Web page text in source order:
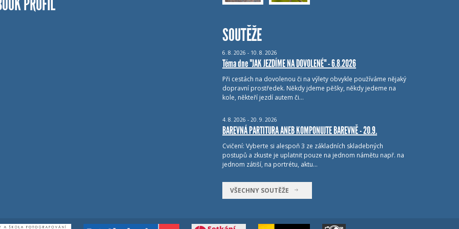
PROFIL
SOUTĚŽE
6. 8. 2026 - 10. 8. 2026
Téma dne "JAK JEZDÍME NA DOVOLENÉ" - 6.8.2026
Při cestách na dovolenou či na výlety obvykle používáme nějaký
dopravní prostředek. Někdy jdeme pěšky, někdy jedeme na
kole, někteří jezdí autem či…
4. 8. 2026 - 20. 9. 2026
BAREVNÁ PARTITURA ANEB KOMPONUJTE BAREVNĚ - 20.9.
Cvičení: Vyberte si alespoň 3 ze základních skladebných
postupů a zkuste je uplatnit pouze na jednom námětu např. na
jednom zátiší, na portrétu, aktu…
VŠECHNY SOUTĚŽE